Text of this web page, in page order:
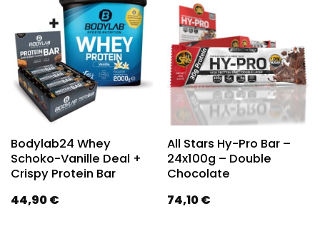
Bodylab24 Whey
Schoko-Vanille Deal +
Crispy Protein Bar
44,90€
All Stars Hy-Pro Bar –
24x100g – Double
Chocolate
74,10€